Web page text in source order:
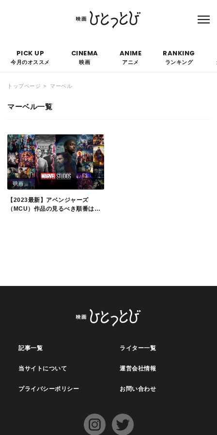
て優遇されることはありません。
PICK UP
今月のオススメ
CINEMA
映画
ANIME
アニメ
RANKING
ランキング
トップページ マーベル
マーベル一覧
映画
【2023最新】アベンジャーズ
（MCU）作品の見るべき順番は？
記事一覧 ライター一覧
当サイトについて 運営会社情報
プライバシーポリシー お問い合わせ